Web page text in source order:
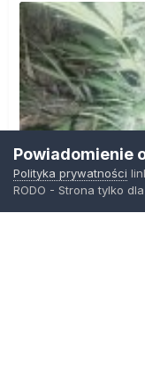
Powiadomienie
Polityka prywatności
RODO - Strona tylko